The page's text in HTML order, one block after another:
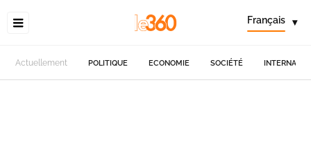
Français ▾
Actuellement POLITIQUE ECONOMIE SOCIÉTÉ